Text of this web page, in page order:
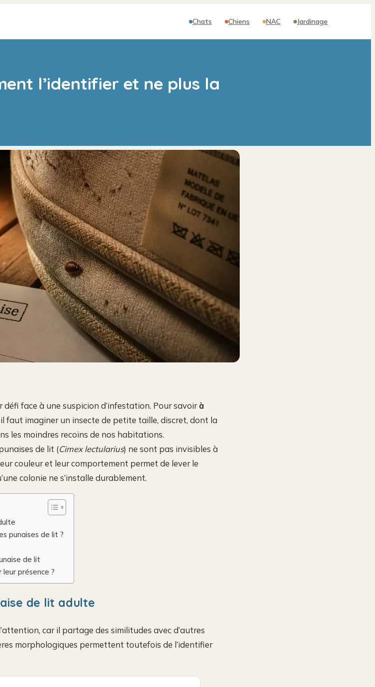
Chats Chiens NAC Jardinage
l’identifier et ne plus la
défi face à une suspicion d’infestation. Pour savoirà
il faut imaginer un insecte de petite taille, discret, dont la
les moindres recoins de nos habitations.
de lit (Cimex lectularius) ne sont pas invisibles à
couleur et leur comportement permet de lever le
colonie ne s’installe durablement.
punaises de lit ?
de lit
présence ?
de lit adulte
car il partage des similitudes avec d’autres
morphologiques permettent toutefois de l’identifier